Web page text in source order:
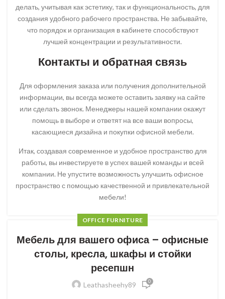
делать, учитывая как эстетику, так и функциональность, для
создания удобного рабочего пространства. Не забывайте,
что порядок и организация в кабинете способствуют
лучшей концентрации и результативности.
Контакты и обратная связь
Для оформления заказа или получения дополнительной
информации, вы всегда можете оставить заявку на сайте
или сделать звонок. Менеджеры нашей компании окажут
помощь в выборе и ответят на все ваши вопросы,
касающиеся дизайна и покупки офисной мебели.
Итак, создавая современное и удобное пространство для
работы, вы инвестируете в успех вашей команды и всей
компании. Не упустите возможность улучшить офисное
пространство с помощью качественной и привлекательной
мебели!
OFFICE FURNITURE
Мебель для вашего офиса – офисные
столы, кресла, шкафы и стойки
ресепшн
Leathasheehy89 0